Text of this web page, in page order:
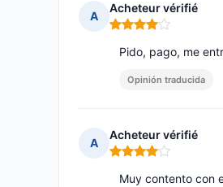
A
Acheteur vérifié
Nota: 4 de 5
Pido, pago, me
Opinión traducida
A
Acheteur vérifié
Nota: 4 de 5
Muy contento con